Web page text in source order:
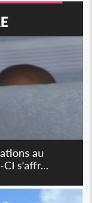
au
s'affr...